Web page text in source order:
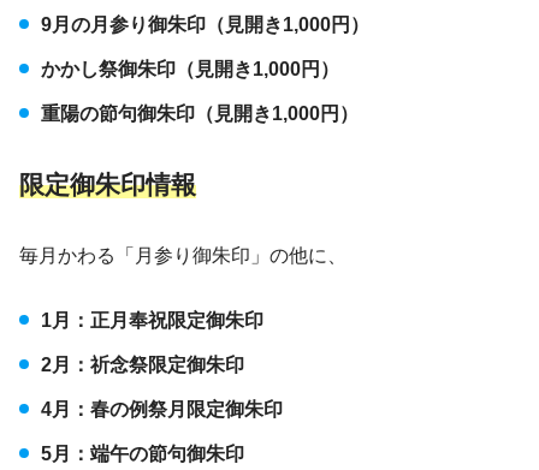
9月の月参り御朱印（見開き1,000円）
かかし祭御朱印（見開き1,000円）
重陽の節句御朱印（見開き1,000円）
限定御朱印情報
毎月かわる「月参り御朱印」の他に、
1月：正月奉祝限定御朱印
2月：祈念祭限定御朱印
4月：春の例祭月限定御朱印
5月：端午の節句御朱印